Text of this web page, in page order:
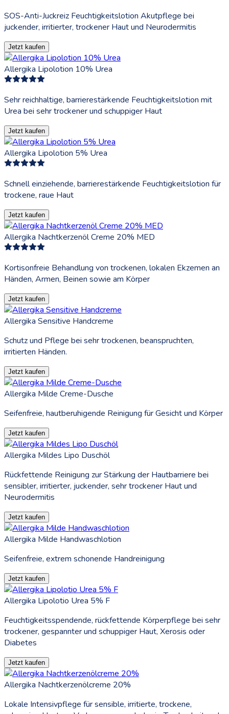
SOS-Anti-Juckreiz Feuchtigkeitslotion Akutpflege bei
juckender, irritierter, trockener Haut und Neurodermitis
Jetzt kaufen
Allergika Lipolotion 10% Urea
Sehr reichhaltige, barrierestärkende Feuchtigkeitslotion mit
Urea bei sehr trockener und schuppiger Haut
Jetzt kaufen
Allergika Lipolotion 5% Urea
Schnell einziehende, barrierestärkende Feuchtigkeitslotion für
trockene, raue Haut
Jetzt kaufen
Allergika Nachtkerzenöl Creme 20% MED
Kortisonfreie Behandlung von trockenen, lokalen Ekzemen an
Händen, Armen, Beinen sowie am Körper
Jetzt kaufen
Allergika Sensitive Handcreme
Schutz und Pflege bei sehr trockenen, beanspruchten,
irritierten Händen.
Jetzt kaufen
Allergika Milde Creme-Dusche
Seifenfreie, hautberuhigende Reinigung für Gesicht und Körper
Jetzt kaufen
Allergika Mildes Lipo Duschöl
Rückfettende Reinigung zur Stärkung der Hautbarriere bei
sensibler, irritierter, juckender, sehr trockener Haut und
Neurodermitis
Jetzt kaufen
Allergika Milde Handwaschlotion
Seifenfreie, extrem schonende Handreinigung
Jetzt kaufen
Allergika Lipolotio Urea 5% F
Feuchtigkeitsspendende, rückfettende Körperpflege bei sehr
trockener, gespannter und schuppiger Haut, Xerosis oder
Diabetes
Jetzt kaufen
Allergika Nachtkerzenölcreme 20%
Lokale Intensivpflege für sensible, irritierte, trockene,